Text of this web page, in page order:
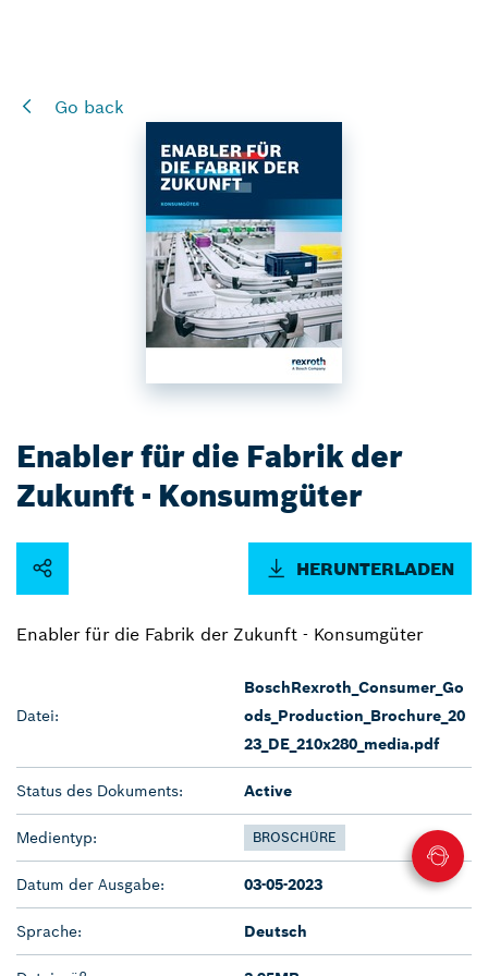
Go back
Enabler für die Fabrik der
Zukunft - Konsumgüter
HERUNTERLADEN
Enabler für die Fabrik der Zukunft - Konsumgüter
Datei:
BoschRexroth_Consumer_Go
ods_Production_Brochure_20
23_DE_210x280_media.pdf
Status des Dokuments: Active
Medientyp: BROSCHÜRE
Datum der Ausgabe: 03-05-2023
Sprache: Deutsch